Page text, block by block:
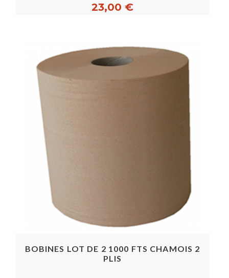
23,00 €
BOBINES LOT DE 2 1000 FTS CHAMOIS 2
PLIS